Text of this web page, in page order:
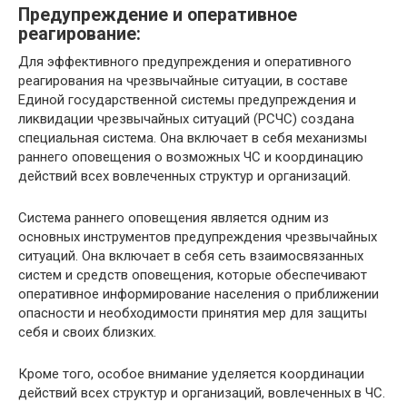
Предупреждение и оперативное
реагирование:
Для эффективного предупреждения и оперативного
реагирования на чрезвычайные ситуации, в составе
Единой государственной системы предупреждения и
ликвидации чрезвычайных ситуаций (РСЧС) создана
специальная система. Она включает в себя механизмы
раннего оповещения о возможных ЧС и координацию
действий всех вовлеченных структур и организаций.
Система раннего оповещения является одним из
основных инструментов предупреждения чрезвычайных
ситуаций. Она включает в себя сеть взаимосвязанных
систем и средств оповещения, которые обеспечивают
оперативное информирование населения о приближении
опасности и необходимости принятия мер для защиты
себя и своих близких.
Кроме того, особое внимание уделяется координации
действий всех структур и организаций, вовлеченных в ЧС.